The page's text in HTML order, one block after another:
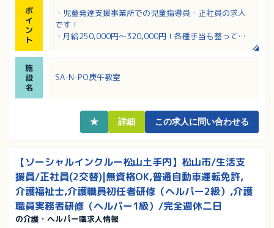
ポ
イ
ン
ト
・児童発達支援事業所での児童指導員・正社員の求人
です！
・月給250,000円～320,000円！各種手当も整ってい
・不動産事業も手掛ける地元企業で経営も安定してい
施
設
名
SA-N-PO庚午教室
★ 詳細 この求人に問い合わせる
【ソーシャルインクルー松山土手内】松山市/生活支
援員/正社員(2交替)|無資格OK,普通自動車運転免許,
介護福祉士,介護職員初任者研修（ヘルパー2級）,介護
職員実務者研修（ヘルパー1級）/完全週休二日
の介護・ヘルパー職求人情報